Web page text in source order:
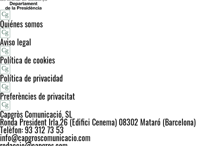
Quiénes somos
Aviso legal
Política de cookies
Política de privacidad
Preferències de privacitat
Capgròs Comunicació, SL
Ronda President Irla,26 (Edifici Cenema) 08302 Mataró (Barcelona)
Telèfon: 93 312 73 53
info@capgroscomunicacio.com